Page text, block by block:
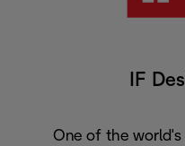
IF
One of the world's